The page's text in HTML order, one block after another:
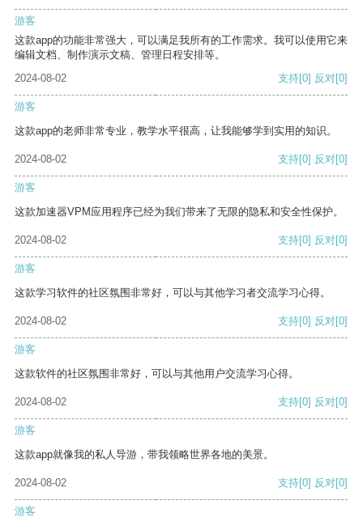
游客
这款app的功能非常强大，可以满足我所有的工作需求。我可以使用它来
编辑文档、制作演示文稿、管理日程安排等。
2024-08-02
支持[0] 反对[0]
游客
这款app的老师非常专业，教学水平很高，让我能够学到实用的知识。
2024-08-02 支持[0] 反对[0]
游客
这款加速器VPM应用程序已经为我们带来了无限的隐私和安全性保护。
2024-08-02 支持[0] 反对[0]
游客
这款学习软件的社区氛围非常好，可以与其他学习者交流学习心得。
2024-08-02 支持[0] 反对[0]
游客
这款软件的社区氛围非常好，可以与其他用户交流学习心得。
2024-08-02 支持[0] 反对[0]
游客
这款app就像我的私人导游，带我领略世界各地的美景。
2024-08-02 支持[0] 反对[0]
游客